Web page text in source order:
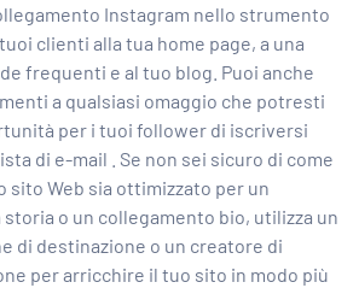
Instagram nello strumento
clienti alla tua home page, a una
frequenti e al tuo blog. Puoi anche
a qualsiasi omaggio che potresti
per i tuoi follower di iscriversi
di e-mail . Se non sei sicuro di come
sito Web sia ottimizzato per un
o un collegamento bio, utilizza un
di destinazione o un creatore di
per arricchire il tuo sito in modo più